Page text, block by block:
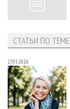
СТАТЬИ ПО ТЕМЕ
27.05.2026